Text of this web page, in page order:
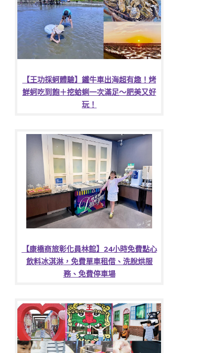
【王功採蚵體驗】鐵牛車出海超有趣！烤
鮮蚵吃到飽＋挖蛤蜊一次滿足～肥美又好
玩！
【康橋商旅彰化員林館】24小時免費點心
飲料冰淇淋，免費單車租借、洗脫烘服
務、免費停車場